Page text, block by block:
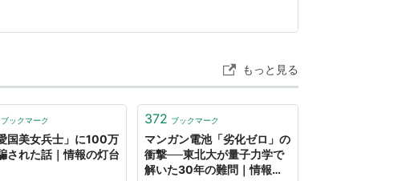
と景観整備を…
もっと見る
ブックマーク
国美女兵士」に100万
された話｜情報の灯台
372 ブックマーク
マンガン電池「劣化ゼロ」の
衝撃──東北大が量子力学で
解いた30年の難問｜情報の